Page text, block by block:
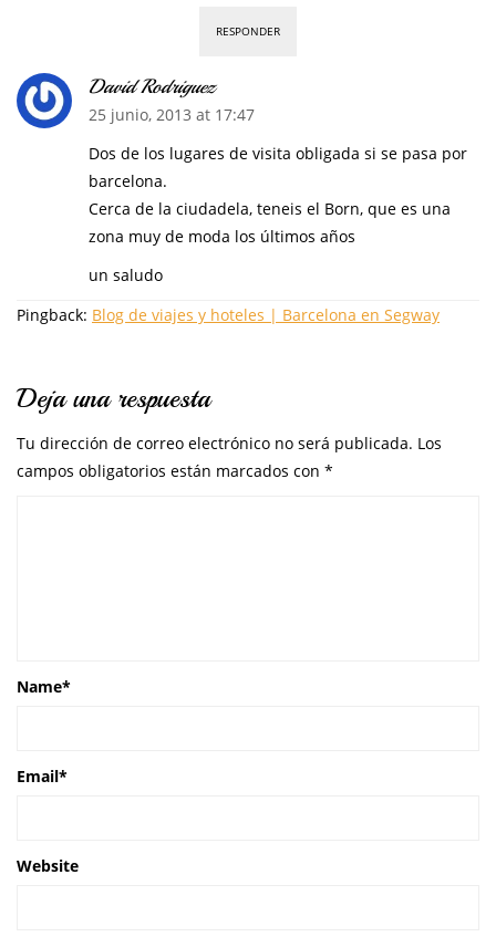
RESPONDER
David Rodriguez
25 junio, 2013 at 17:47
Dos de los lugares de visita obligada si se pasa por
barcelona.
Cerca de la ciudadela, teneis el Born, que es una
zona muy de moda los últimos años
un saludo
Pingback: Blog de viajes y hoteles | Barcelona en Segway
Deja una respuesta
Tu dirección de correo electrónico no será publicada. Los
campos obligatorios están marcados con *
Name*
Email*
Website